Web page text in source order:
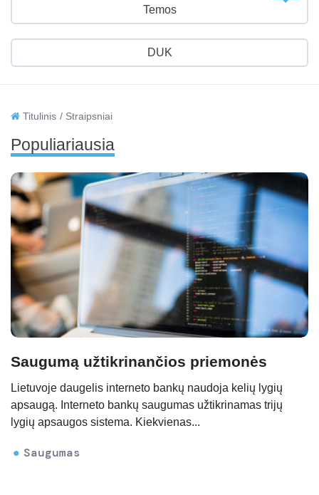
Temos
DUK
Titulinis Straipsniai
Populiariausia
Saugumą užtikrinančios priemonės
Lietuvoje daugelis interneto bankų naudoja kelių lygių
apsaugą. Interneto bankų saugumas užtikrinamas trijų
lygių apsaugos sistema. Kiekvienas...
Saugumas